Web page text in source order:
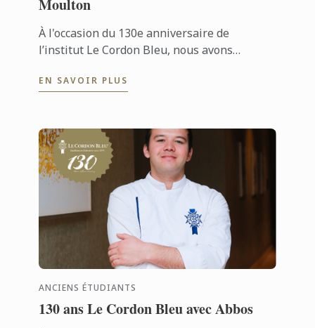
Moulton
À l'occasion du 130e anniversaire de
l’institut Le Cordon Bleu, nous avons
ancienne étudiante du Diplôme de Wine & ...
EN SAVOIR PLUS
ANCIENS ÉTUDIANTS
130 ans Le Cordon Bleu avec Abbos